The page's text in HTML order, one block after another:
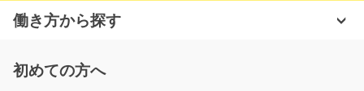
長期（3ヶ月以上）
時給1300円～1625円
働き方から探す
初めての方へ